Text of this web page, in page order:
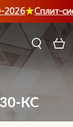
Сплит-
КС